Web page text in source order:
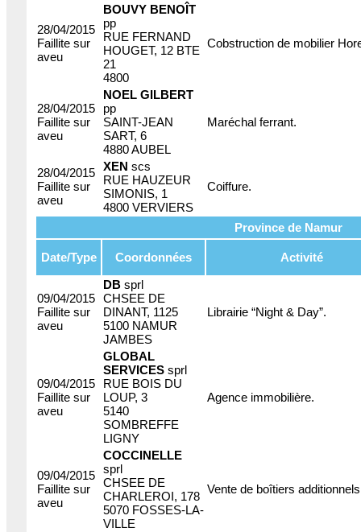
28/04/2015
Faillite sur
aveu
BOUVY BENOÎT
pp
RUE FERNAND
HOUGET, 12 BTE
21
4800
Cobstruction de mobilier
28/04/2015
Faillite sur
aveu
NOEL GILBERT
pp
SAINT-JEAN
SART, 6
4880 AUBEL
Maréchal ferrant.
28/04/2015
Faillite sur
aveu
XEN scs
RUE HAUZEUR
SIMONIS, 1
4800 VERVIERS
Coiffure.
Province de Namur
Date/Type Coordonnées Activité
09/04/2015
Faillite sur
aveu
DB sprl
CHSEE DE
DINANT, 1125
5100 NAMUR
JAMBES
Librairie “Night & Day”.
09/04/2015
Faillite sur
aveu
GLOBAL
SERVICES sprl
RUE BOIS DU
LOUP, 3
5140
SOMBREFFE
LIGNY
Agence immobilière.
09/04/2015
Faillite sur
aveu
COCCINELLE
sprl
CHSEE DE
CHARLEROI, 178
5070 FOSSES-LA-
VILLE
Vente de boîtiers